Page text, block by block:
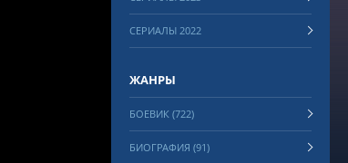
СЕРИАЛЫ 2022
ЖАНРЫ
БОЕВИК (722)
БИОГРАФИЯ (91)